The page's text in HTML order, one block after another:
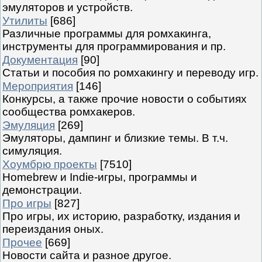
эмуляторов и устройств.
Утилиты [686]
Различные программы для ромхакинга,
инструменты для программирования и пр.
Документация [90]
Статьи и пособия по ромхакингу и переводу игр.
Мероприятия [146]
Конкурсы, а также прочие новости о событиях
сообщества ромхакеров.
Эмуляция [269]
Эмуляторы, дампинг и близкие темы. В т.ч.
симуляция.
Хоумбрю проекты [7510]
Homebrew и Indie-игры, программы и
демонстрации.
Про игры [827]
Про игры, их историю, разработку, издания и
переиздания оных.
Прочее [669]
Новости сайта и разное другое.